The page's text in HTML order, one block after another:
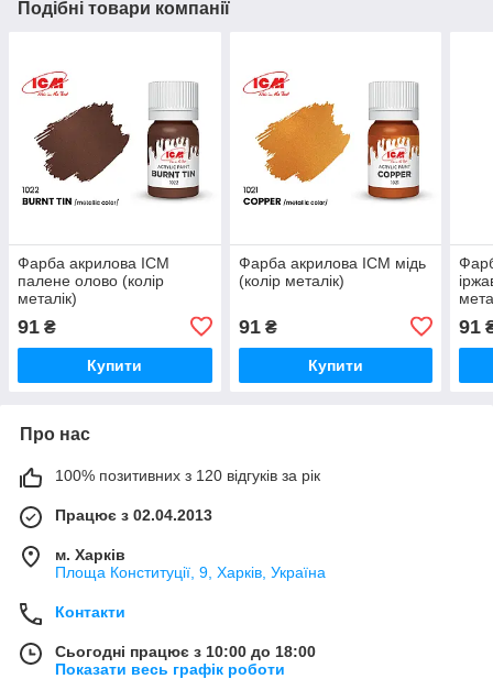
Подібні товари компанії
Фарба акрилова ICM
палене олово (колір
металік)
91 ₴
Купити
Фарба акрилова ICM мідь
(колір металік)
91₴
Купити
91
Про нас
100% позитивних з 120 відгуків за рік
Працює з 02.04.2013
м. Харків
Площа Конституції, 9, Харків, Україна
Контакти
Сьогодні працює з 10:00 до 18:00
Показати весь графік роботи